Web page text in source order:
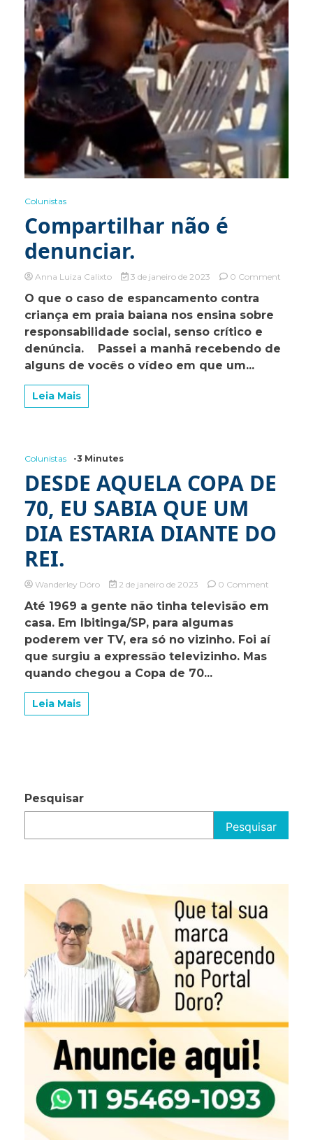
Colunistas
Compartilhar não é
denunciar.
Anna Luiza Calixto 3 de janeiro de 2023 0 Commenton
O que o caso de espancamento contra
criança em praia baiana nos ensina sobre
responsabilidade social, senso crítico e
denúncia. Passei a manhã recebendo de
alguns de vocês o vídeo em que um...
Leia Mais
Colunistas -3 Minutes
DESDE AQUELA COPA DE
70, EU SABIA QUE UM
DIA ESTARIA DIANTE DO
REI.
Wanderley Dóro 2 de janeiro de 2023 0 Commenton
AQUELA
DE
70,
Até 1969 a gente não tinha televisão em
casa. Em Ibitinga/SP, para algumas
poderem ver TV, era só no vizinho. Foi aí
que surgiu a expressão televizinho. Mas
quando chegou a Copa de 70...
Leia Mais
Pesquisar
Pesquisar